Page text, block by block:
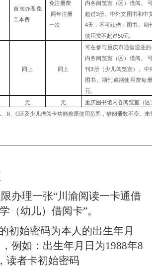
首次办理免
工本费
免注册费
两年注册
一次
内各阅览室（区）借阅。
超过3册。中外文图书和中
4天，不可续借；图书、期
使用费不超过50元。
同上 同上
可在参与重庆市通借通还
内各阅览室（区）借阅。
刊3册（少儿阅览室）。中
图书、期刊逾期使用费每
元。
无 无 重庆图书馆内各阅览室（
、B、C证及少儿借阅卡功能按原使用范围，借阅册数不变。
办理一张“川渝阅读一卡通借
（幼儿）借阅卡”。
初始密码为本人的出生年月
例如：出生年月日为1988年8
读者卡初始密码